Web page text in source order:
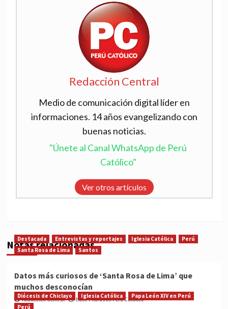
Redacción Central
Medio de comunicación digital líder en
informaciones. 14 años evangelizando con
buenas noticias.
"Únete al Canal WhatsApp de Perú
Católico"
Ver otros artículos
Notas relacionadas
Destacada Entrevistas y reportajes Iglesia Católica
Perú
Santa Rosa de Lima
Santos
Datos más curiosos de ‘Santa Rosa de Lima’ que
muchos desconocían
Redacción Central hace 7 horas en Perú Católico
Diócesis de Chiclayo Iglesia Católica
Papa León XIV en Perú
Perú